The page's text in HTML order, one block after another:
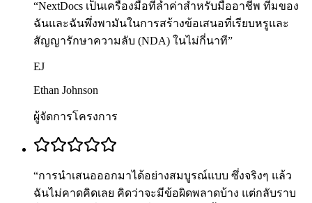
“NextDocs เป็นเครื่องมือที่ล้ำค่าสำหรับมืออาชีพ ทีมของ
ฉันและฉันพึ่งพามันในการสร้างข้อเสนอที่เรียบหรูและ
สัญญารักษาความลับ (NDA) ในไม่กี่นาที”
EJ
Ethan Johnson
ผู้จัดการโครงการ
“การนำเสนอออกมาได้อย่างสมบูรณ์แบบ ซึ่งจริงๆ แล้ว
ฉันไม่คาดคิดเลย คิดว่าจะมีข้อผิดพลาดบ้าง แต่กลับราบ